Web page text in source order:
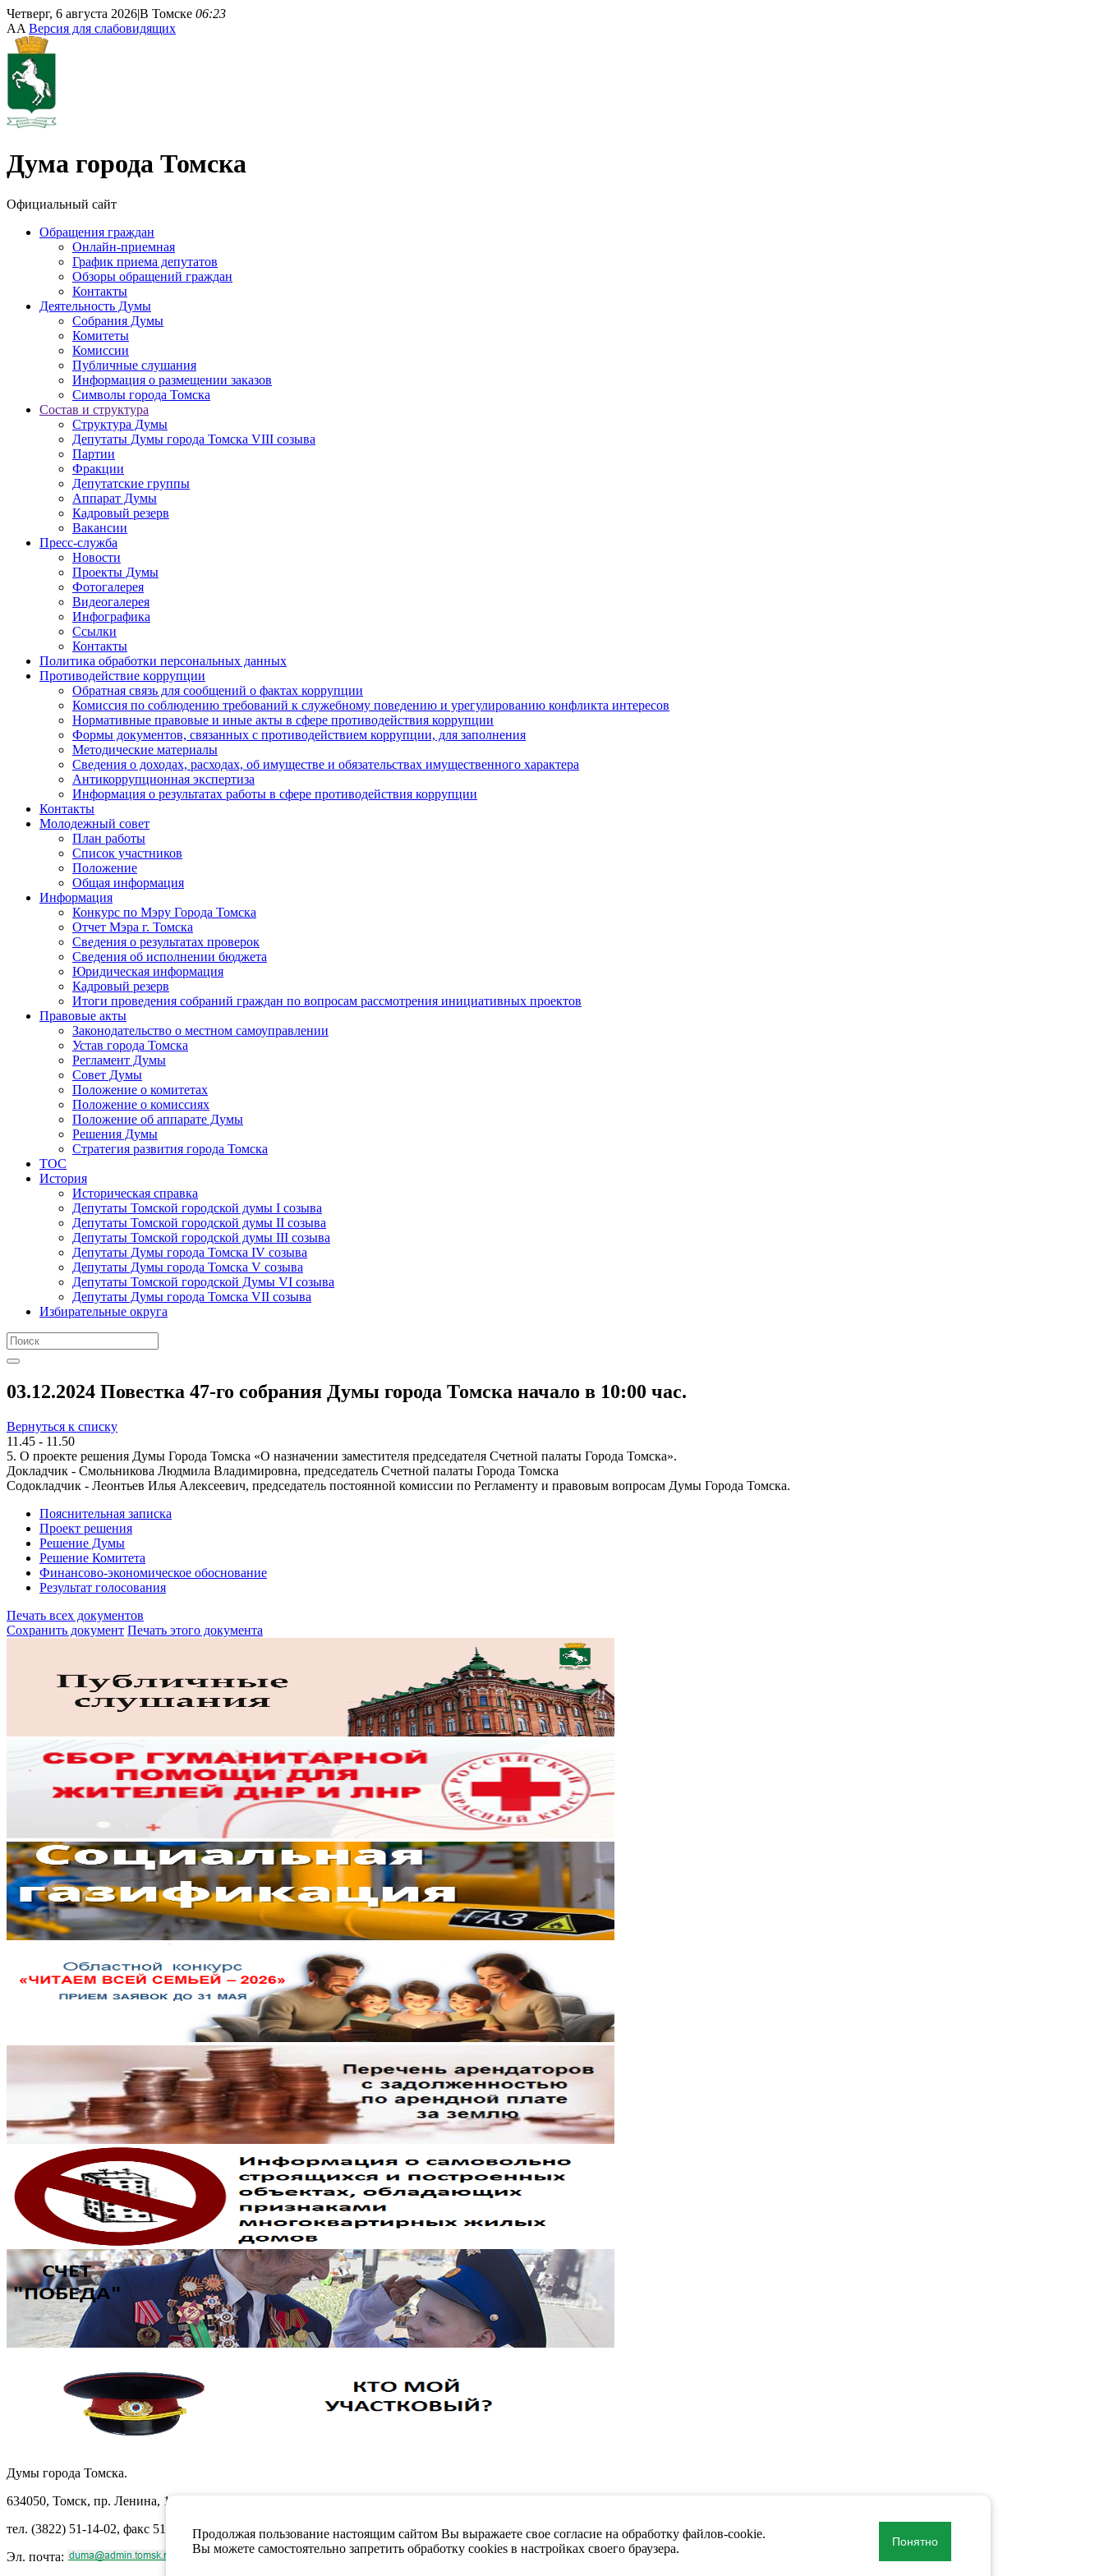
Четверг, 6 августа 2026|В Томске 06:23
AA Версия для слабовидящих
Дума города Томска
Официальный сайт
Обращения граждан
Онлайн-приемная
График приема депутатов
Обзоры обращений граждан
Контакты
Деятельность Думы
Собрания Думы
Комитеты
Комиссии
Публичные слушания
Информация о размещении заказов
Символы города Томска
Состав и структура
Структура Думы
Депутаты Думы города Томска VIII созыва
Партии
Фракции
Депутатские группы
Аппарат Думы
Кадровый резерв
Вакансии
Пресс-служба
Новости
Проекты Думы
Фотогалерея
Видеогалерея
Инфографика
Ссылки
Контакты
Политика обработки персональных данных
Прoтивoдeйствие кoрpупции
Обратная связь для сообщений о фактах коррупции
Комиссия по соблюдению требований к служебному поведению и урегулированию конфликта интересов
Нормативные правовые и иные акты в сфере противодействия коррупции
Формы документов, связанных с противодействием коррупции, для заполнения
Методические материалы
Сведения о доходах, расходах, об имуществе и обязательствах имущественного характера
Антикоррупционная экспертиза
Информация о результатах работы в сфере противодействия коррупции
Контакты
Молодежный совет
План работы
Список участников
Положение
Общая информация
Информация
Конкурс по Мэру Города Томска
Отчет Мэра г. Томска
Сведения о результатах проверок
Сведения об исполнении бюджета
Юридическая информация
Кадровый резерв
Итоги проведения собраний граждан по вопросам рассмотрения инициативных проектов
Правовые акты
Законодательство о местном самоуправлении
Устав города Томска
Регламент Думы
Совет Думы
Положение о комитетах
Положение о комиссиях
Положение об аппарате Думы
Решения Думы
Стратегия развития города Томска
ТОС
История
Историческая справка
Депутаты Томской городской думы I созыва
Депутаты Томской городской думы II созыва
Депутаты Томской городской думы III созыва
Депутаты Думы города Томска IV созыва
Депутаты Думы города Томска V созыва
Депутаты Томской городской Думы VI созыва
Депутаты Думы города Томска VII созыва
Избирательные округа
03.12.2024 Повестка 47-го собрания Думы города Томска начало в 10:00 час.
Вернуться к списку
11.45 - 11.50
5. О проекте решения Думы Города Томска «О назначении заместителя председателя Счетной палаты Города Томска».
Докладчик - Смольникова Людмила Владимировна, председатель Счетной палаты Города Томска
Содокладчик - Леонтьев Илья Алексеевич, председатель постоянной комиссии по Регламенту и правовым вопросам Думы Города Томска.
Пояснительная записка
Проект решения
Решение Думы
Решение Комитета
Финансово-экономическое обоснование
Результат голосования
Печать всех документов
Сохранить документ Печать этого документа
Думы города Томска.
634050, Томск, пр. Ленина, 105
тел. (3822) 51-14-02, факс 51-10-71
Эл. почта:
Продолжая пользование настоящим сайтом Вы выражаете свое согласие на обработку файлов-cookie.
Вы можете самостоятельно запретить обработку cookies в настройках своего браузера.
Понятно